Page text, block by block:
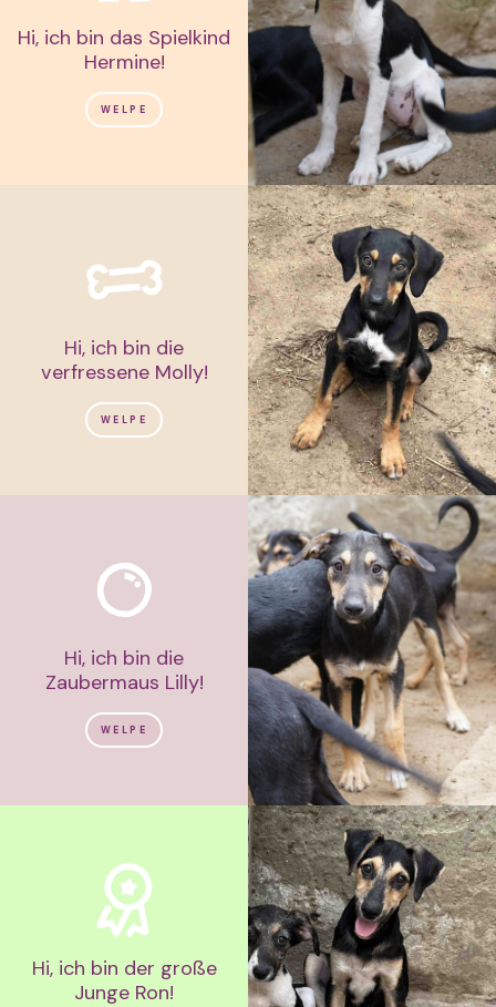
Hi, ich bin das Spielkind
Hermine!
WELPE
Hi, ich bin die
verfressene Molly!
WELPE
Hi, ich bin die
Zaubermaus Lilly!
WELPE
Hi, ich bin der große
Junge Ron!